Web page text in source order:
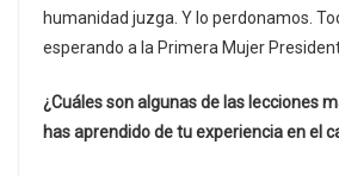
humanidad juzga. Y lo perdonamos.
esperando a la Primera Mujer
¿Cuáles son algunas de las lecciones
has aprendido de tu experiencia en el